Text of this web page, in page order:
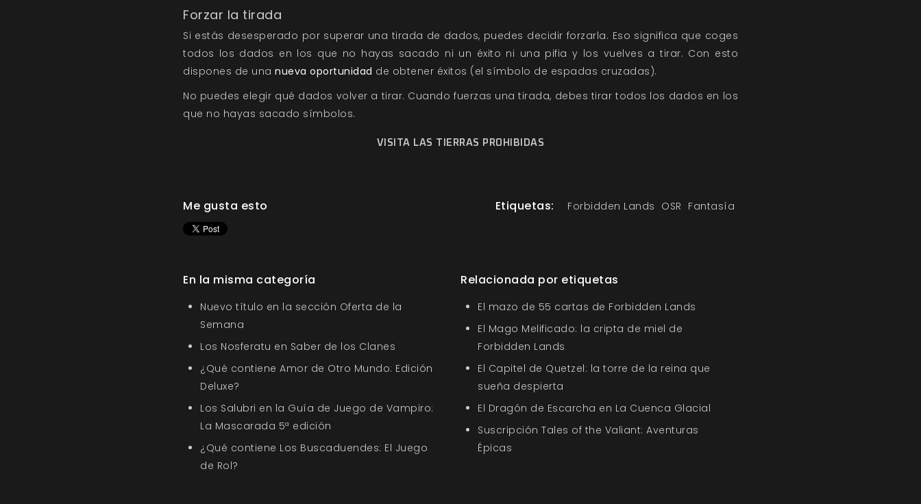
Forzar la tirada
Si estás desesperado por superar una tirada de dados, puedes decidir forzarla. Eso significa que coges
todos los dados en los que no hayas sacado ni un éxito ni una pifia y los vuelves a tirar. Con esto
dispones de una nueva oportunidad de obtener éxitos (el símbolo de espadas cruzadas).
No puedes elegir qué dados volver a tirar. Cuando fuerzas una tirada, debes tirar todos los dados en los
que no hayas sacado símbolos.
VISITA LAS TIERRAS PROHIBIDAS
Me gusta esto Etiquetas: Forbidden Lands OSR Fantasía
En la misma categoría
Nuevo título en la sección Oferta de la
Semana
Los Nosferatu en Saber de los Clanes
¿Qué contiene Amor de Otro Mundo: Edición
Deluxe?
Los Salubri en la Guía de Juego de Vampiro:
La Mascarada 5ª edición
¿Qué contiene Los Buscaduendes: El Juego
de Rol?
Relacionada por etiquetas
El mazo de 55 cartas de Forbidden Lands
El Mago Melificado: la cripta de miel de
Forbidden Lands
El Capitel de Quetzel: la torre de la reina que
sueña despierta
El Dragón de Escarcha en La Cuenca Glacial
Suscripción Tales of the Valiant: Aventuras
Épicas